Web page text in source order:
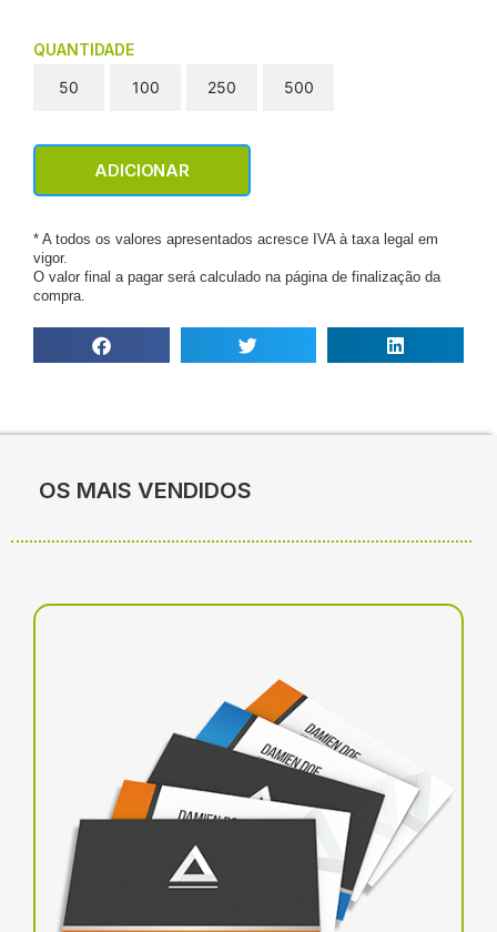
QUANTIDADE
50
100 250 500
ADICIONAR
* A todos os valores apresentados acresce IVA à taxa legal em
vigor.
O valor final a pagar será calculado na página de finalização da
compra.
OS MAIS VENDIDOS